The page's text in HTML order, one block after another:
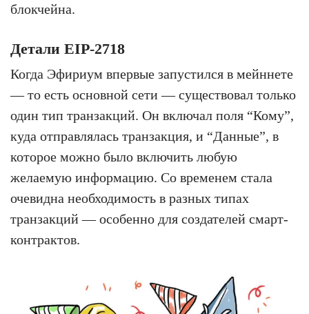
блокчейна.
Детали EIP-2718
Когда Эфириум впервые запустился в мейннете
— то есть основной сети — существовал только
один тип транзакций. Он включал поля “Кому”,
куда отправлялась транзакция, и “Данные”, в
которое можно было включить любую
желаемую информацию. Со временем стала
очевидна необходимость в разных типах
транзакций — особенно для создателей смарт-
контрактов.